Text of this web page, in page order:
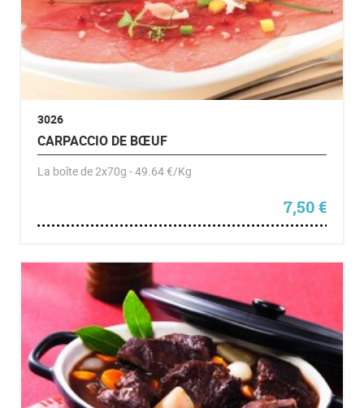
3026
CARPACCIO DE BŒUF
La boîte de 2x70g - 49.64 €/Kg
7,50€